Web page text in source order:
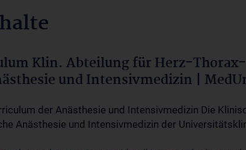
Klin. Abteilung für Herz-Thorax-
und Intensivmedizin |
der Anästhesie und Intensivmedizin Die
Anästhesie und Intensivmedizin der